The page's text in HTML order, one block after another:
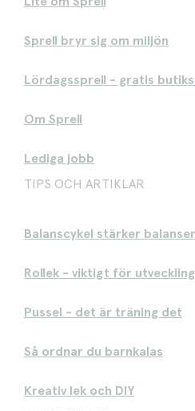
Sprell bryr sig om miljön
Lördagssprell - gratis
Om Sprell
Lediga jobb
TIPS OCH ARTIKLAR
Balanscykel stärker
Rollek - viktigt för utveckling
Pussel - det är träning det
Så ordnar du barnkalas
Kreativ lek och DIY